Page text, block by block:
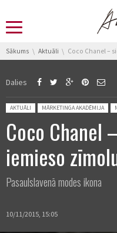
You are here:
Sākums Aktuāli Coco Chanel – sieviete, kas iemieso
Dalies
Posted in:
AKTUĀLI MĀRKETINGA AKADĒMIJA
Coco Chanel
iemieso
Pasaulslavenā modes ikona
10/11/2015, 15:05